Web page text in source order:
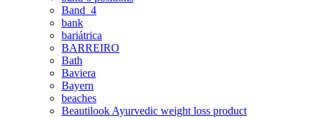
Band_4
bank
bariátrica
BARREIRO
Bath
Baviera
Bayern
beaches
Beautilook Ayurvedic weight loss product